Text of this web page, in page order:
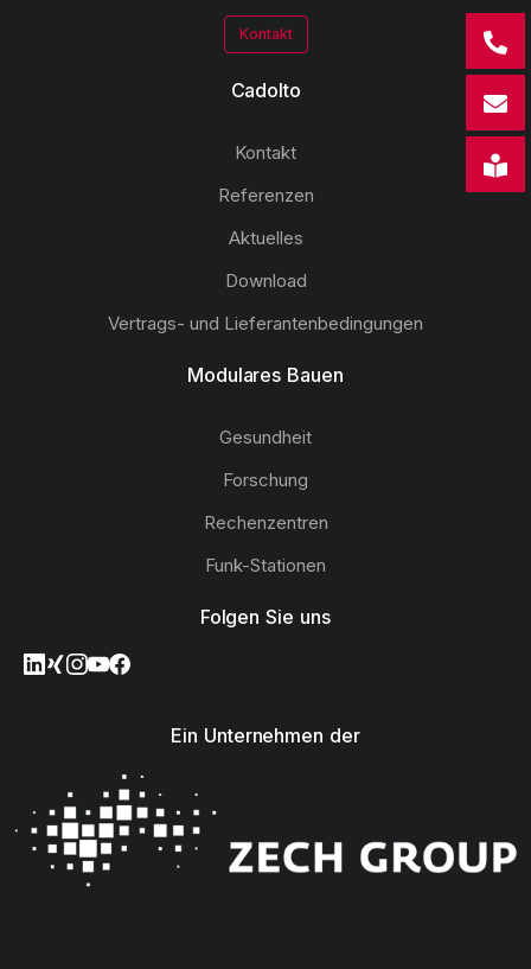
Kontakt
Cadolto
Kontakt
Referenzen
Aktuelles
Download
Vertrags- und Lieferantenbedingungen
Modulares Bauen
Gesundheit
Forschung
Rechenzentren
Funk-Stationen
Folgen Sie uns
Ein Unternehmen der